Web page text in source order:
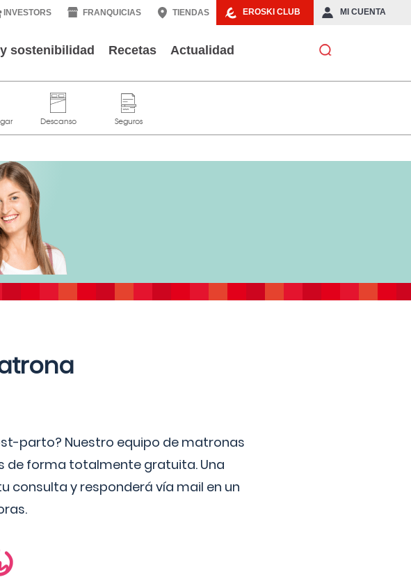
EROSKI CLUB MI CUENTA
INVESTORS FRANQUICIAS TIENDAS
sostenibilidad Recetas Actualidad
parto? Nuestro equipo de matronas
de forma totalmente gratuita. Una
y responderá vía mail en un